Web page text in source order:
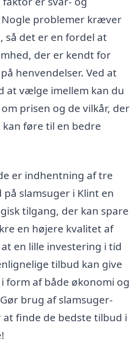
problemer kræver
så det er en fordel at
der er kendt for
henvendelser. Ved at
at vælge imellem kan du
prisen og de vilkår, der
føre til en bedre
er indhentning af tre
slamsuger i Klint en
tilgang, der kan spare
en højere kvalitet af
en lille investering i tid
tilbud kan give
form af både økonomi og
brug af slamsuger-
finde de bedste tilbud i